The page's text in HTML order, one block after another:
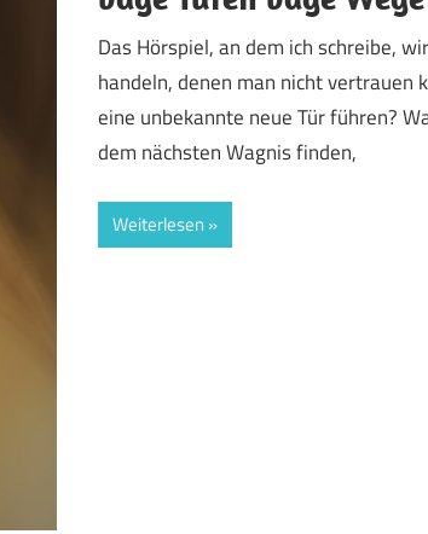
Das Hörspiel, an dem ich schreibe,
handeln, denen man nicht vertrauen
eine unbekannte neue Tür führen?
dem nächsten Wagnis finden,
Weiterlesen